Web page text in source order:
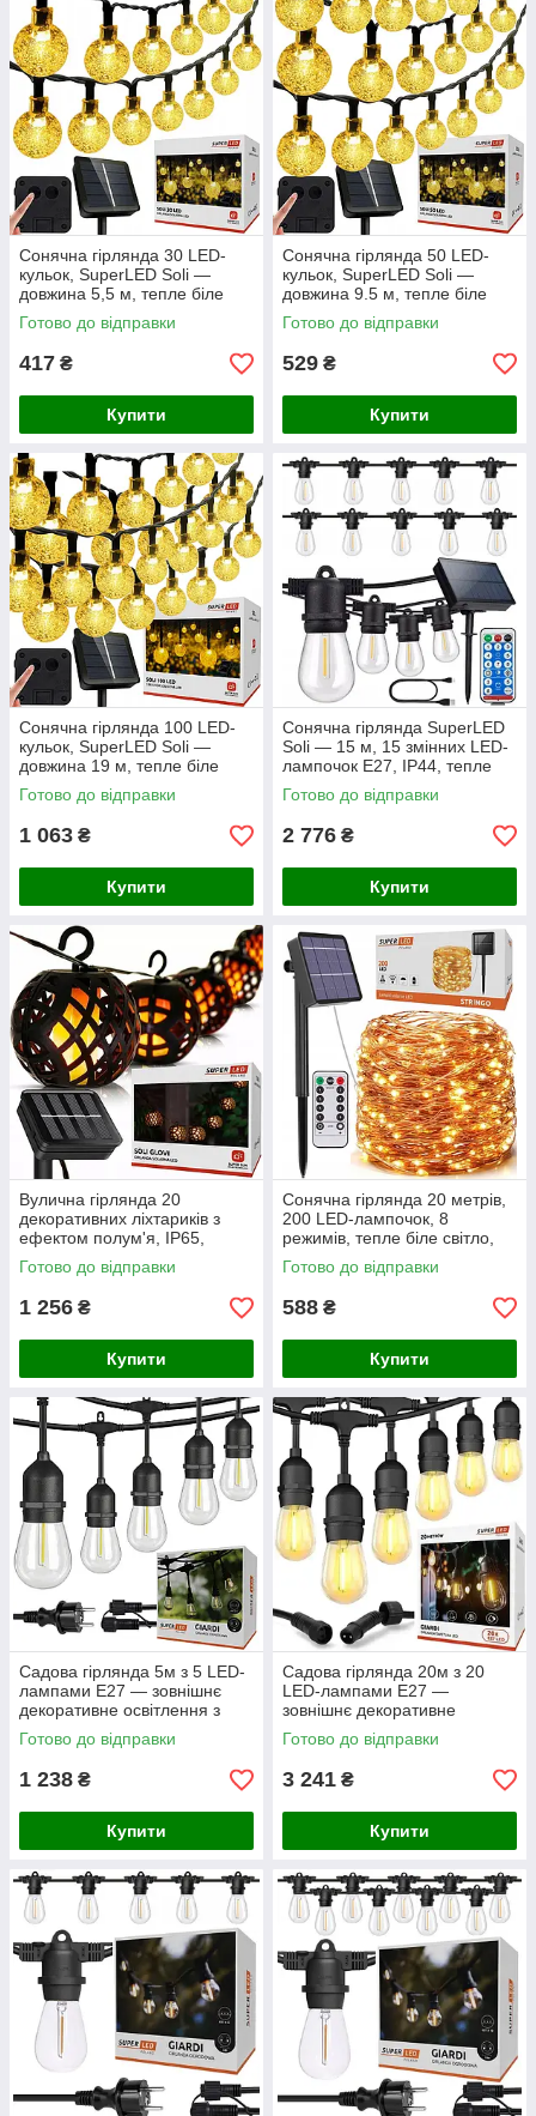
Сонячна гірлянда 30 LED-
кульок, SuperLED Soli —
довжина 5,5 м, тепле біле
світло, IP65, датчик сутінків,
для саду, тераси
Готово до відправки
417 ₴
Купити
Сонячна гірлянда 50 LED-
кульок, SuperLED Soli —
довжина 9.5 м, тепле біле
світло, IP65, датчик сутінків,
для саду, тераси
Готово до відправки
529 ₴
Купити
Сонячна гірлянда 100 LED-
кульок, SuperLED Soli —
довжина 19 м, тепле біле
світло, IP65, датчик сутінків,
для саду, тераси
Готово до відправки
1 063 ₴
Купити
Сонячна гірлянда SuperLED
Soli — 15 м, 15 змінних LED-
лампочок E27, IP44, тепле
біле світло, з пультом і
зарядкою USB
Готово до відправки
2 776 ₴
Купити
Вулична гірлянда 20
декоративних ліхтариків з
ефектом полум'я, IP65,
SuperLED Flame Lantern
Готово до відправки
1 256 ₴
Купити
Сонячна гірлянда 20 метрів,
200 LED-лампочок, 8
режимів, тепле біле світло,
пульт дистанційного
керування, IP44, SuperLED
Готово до відправки
588 ₴
Купити
Садова гірлянда 5м з 5 LED-
лампами E27 — зовнішнє
декоративне освітлення з
можливістю з'єднання,
SuperLED
Готово до відправки
1 238 ₴
Купити
Садова гірлянда 20м з 20
LED-лампами E27 —
зовнішнє декоративне
освітлення з можливістю
з'єднання, SuperLED
Готово до відправки
3 241 ₴
Купити